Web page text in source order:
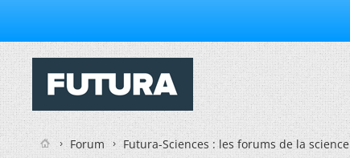
Forum Futura-Sciences : les forums de la science